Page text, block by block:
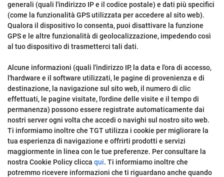
generali (quali l'indirizzo IP e il codice postale) e dati più specifici
(come la funzionalità GPS utilizzata per accedere al sito web).
Qualora il dispositivo lo consenta, puoi disattivare la funzione
GPS e le altre funzionalità di geolocalizzazione, impedendo così
al tuo dispositivo di trasmetterci tali dati.
Alcune informazioni (quali l'indirizzo IP, la data e l'ora di accesso,
l'hardware e il software utilizzati, le pagine di provenienza e di
destinazione, la navigazione sul sito web, il numero di clic
effettuati, le pagine visitate, l'ordine delle visite e il tempo di
permanenza) possono essere registrate automaticamente dai
nostri server ogni volta che accedi o navighi sul nostro sito web.
Ti informiamo inoltre che TGT utilizza i cookie per migliorare la
tua esperienza di navigazione e offrirti prodotti e servizi
maggiormente in linea con le tue preferenze. Per consultare la
nostra Cookie Policy clicca qui. Ti informiamo inoltre che
potremmo ricevere informazioni che ti riguardano anche quando